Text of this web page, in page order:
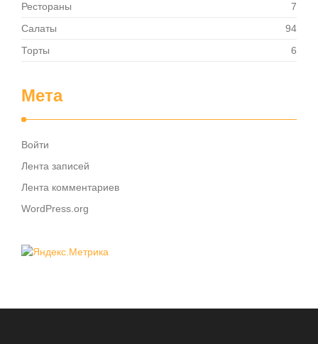
Рестораны
7
Салаты
94
Торты
6
Мета
Войти
Лента записей
Лента комментариев
WordPress.org